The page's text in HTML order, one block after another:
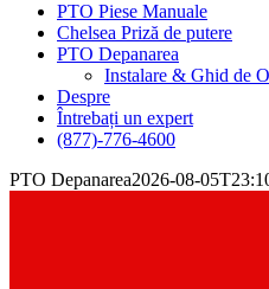
PTO Piese Manuale
Chelsea Priză de putere
PTO Depanarea
Instalare & Ghid de
Despre
Întrebați un expert
(877)-776-4600
PTO Depanarea2026-08-